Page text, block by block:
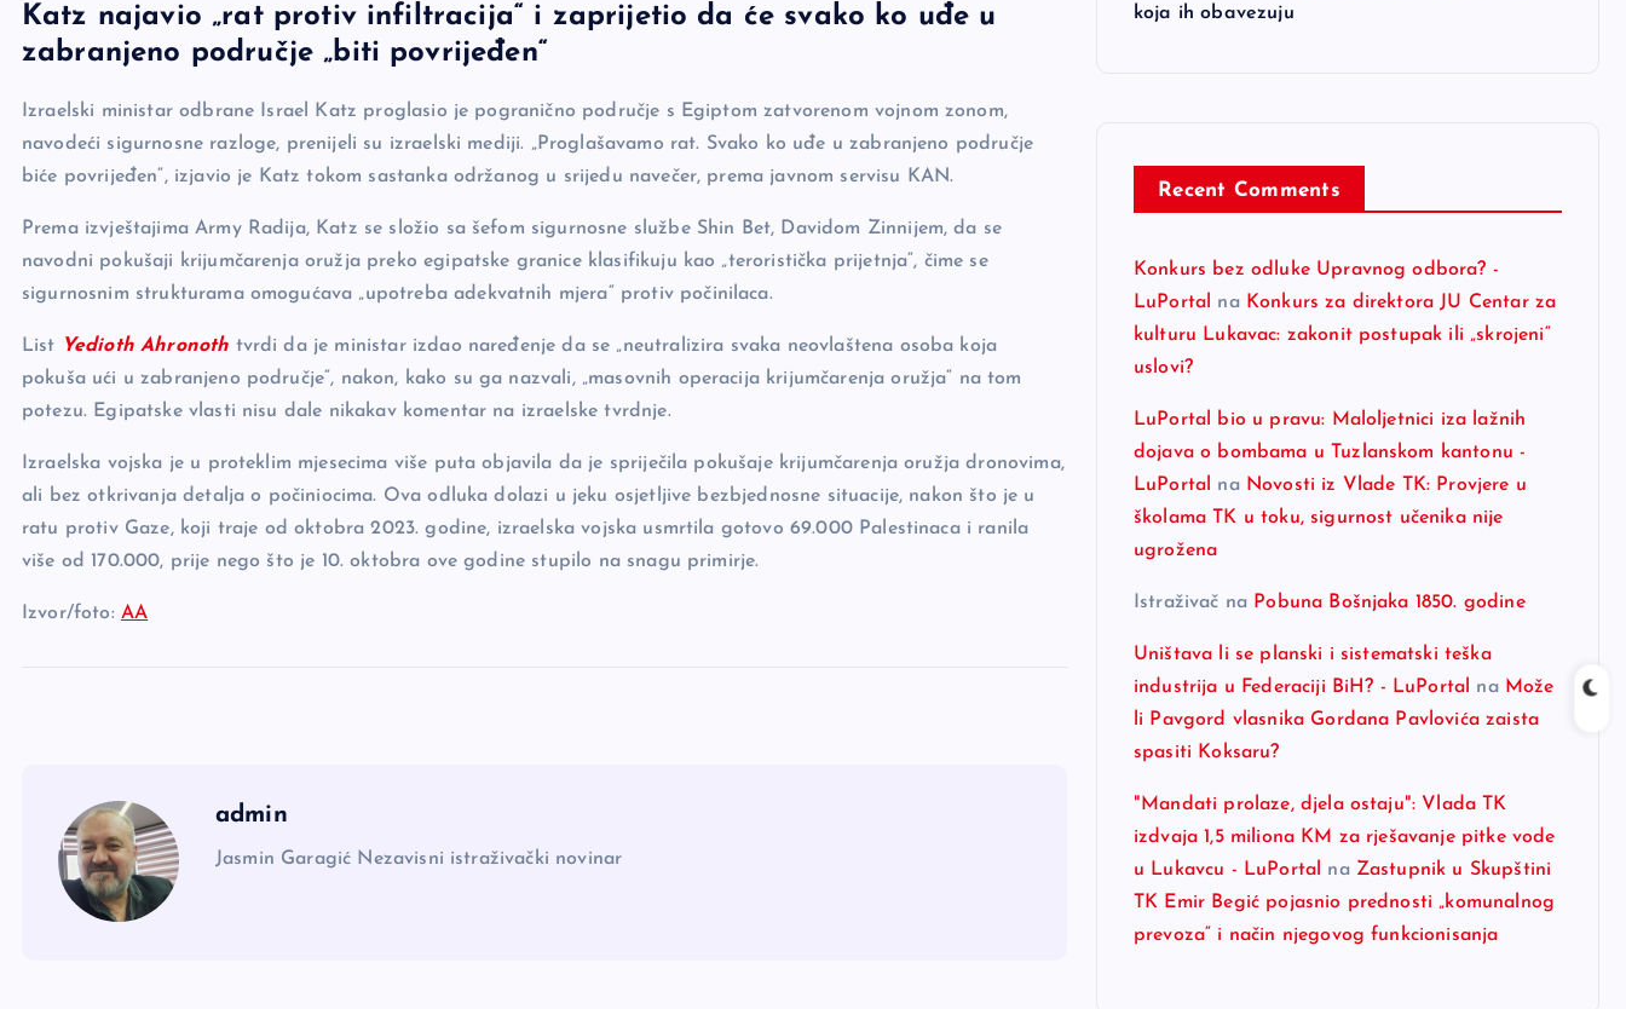
c
e
b
o
o
k
p
y
Li
n
k
se
n
g
er
er ar
e
Katz najavio „rat protiv infiltracija“ i zaprijetio da će svako ko uđe u
zabranjeno područje „biti povrijeđen“
Izraelski ministar odbrane Israel Katz proglasio je pogranično područje s Egiptom zatvorenom vojnom zonom,
navodeći sigurnosne razloge, prenijeli su izraelski mediji. „Proglašavamo rat. Svako ko uđe u zabranjeno područje
biće povrijeđen“, izjavio je Katz tokom sastanka održanog u srijedu navečer, prema javnom servisu KAN.
Prema izvještajima Army Radija, Katz se složio sa šefom sigurnosne službe Shin Bet, Davidom Zinnijem, da se
navodni pokušaji krijumčarenja oružja preko egipatske granice klasifikuju kao „teroristička prijetnja“, čime se
sigurnosnim strukturama omogućava „upotreba adekvatnih mjera“ protiv počinilaca.
List Yedioth Ahronoth tvrdi da je ministar izdao naređenje da se „neutralizira svaka neovlaštena osoba koja
pokuša ući u zabranjeno područje“, nakon, kako su ga nazvali, „masovnih operacija krijumčarenja oružja“ na tom
potezu. Egipatske vlasti nisu dale nikakav komentar na izraelske tvrdnje.
Izraelska vojska je u proteklim mjesecima više puta objavila da je spriječila pokušaje krijumčarenja oružja dronovima,
ali bez otkrivanja detalja o počiniocima. Ova odluka dolazi u jeku osjetljive bezbjednosne situacije, nakon što je u
ratu protiv Gaze, koji traje od oktobra 2023. godine, izraelska vojska usmrtila gotovo 69.000 Palestinaca i ranila
više od 170.000, prije nego što je 10. oktobra ove godine stupilo na snagu primirje.
Izvor/foto: AA
admin
Jasmin Garagić Nezavisni istraživački novinar
koja ih obavezuju
Recent Comments
Konkurs bez odluke Upravnog odbora? -
LuPortal
na Konkurs za direktora JU Centar za
kulturu Lukavac: zakonit postupak ili „skrojeni“
uslovi?
LuPortal bio u pravu: Maloljetnici iza lažnih
dojava o bombama u Tuzlanskom kantonu -
LuPortal
na Novosti iz Vlade TK: Provjere u
školama TK u toku, sigurnost učenika nije
ugrožena
Istraživač na Pobuna Bošnjaka 1850. godine
Uništava li se planski i sistematski teška
industrija u Federaciji BiH? - LuPortal
na Može
li Pavgord vlasnika Gordana Pavlovića zaista
spasiti Koksaru?
"Mandati prolaze, djela ostaju": Vlada TK
izdvaja 1,5 miliona KM za rješavanje pitke vode
u Lukavcu - LuPortal
na Zastupnik u Skupštini
TK Emir Begić pojasnio prednosti „komunalnog
prevoza“ i način njegovog funkcionisanja